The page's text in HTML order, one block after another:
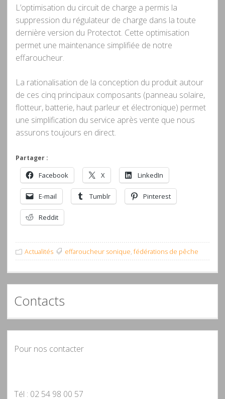
L’optimisation du circuit de charge a permis la
suppression du régulateur de charge dans la toute
dernière version du Protectot. Cette optimisation
permet une maintenance simplifiée de notre
effaroucheur.
La rationalisation de la conception du produit autour
de ces cinq principaux composants (panneau solaire,
flotteur, batterie, haut parleur et électronique) permet
une simplification du service après vente que nous
assurons toujours en direct.
Partager :
Facebook X LinkedIn
E-mail Tumblr Pinterest
Reddit
Actualités effaroucheur sonique,fédérations de pêche
Contacts
Pour nos contacter
Tél : 02 54 98 00 57